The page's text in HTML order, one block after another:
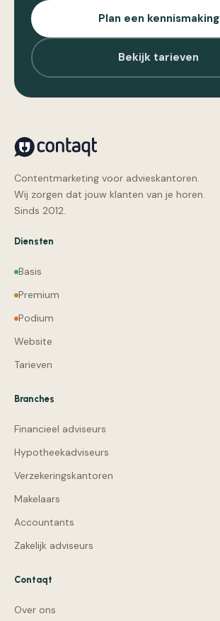
Plan een kennismaking
Bekijk tarieven
Contentmarketing voor advieskantoren.
Wij zorgen dat jouw klanten van je horen.
Sinds 2012.
Diensten
Basis
Premium
Podium
Website
Tarieven
Branches
Financieel adviseurs
Hypotheekadviseurs
Verzekeringskantoren
Makelaars
Accountants
Zakelijk adviseurs
Contaqt
Over ons